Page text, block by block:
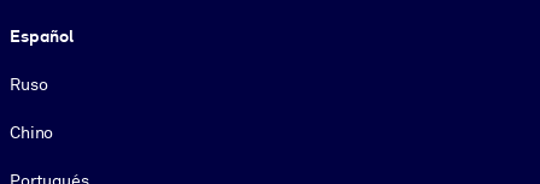
Español
Ruso
Chino